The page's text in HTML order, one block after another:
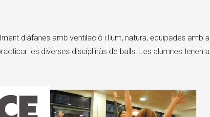
diàfanes amb ventilació i llum, natura, equipades amb
les diverses disciplinàs de balls. Les alumnes tenen